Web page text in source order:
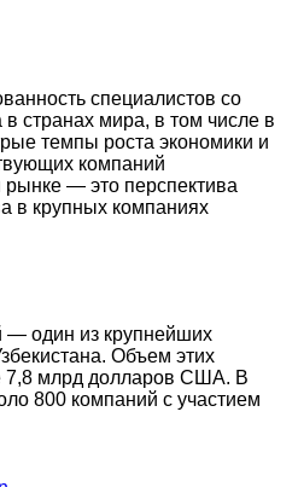
специалистов со
в странах мира, в том числе в
темпы роста экономики и
компаний
— это перспектива
в крупных компаниях
— один из крупнейших
Объем этих
7,8 млрд долларов США. В
800 компаний с участием